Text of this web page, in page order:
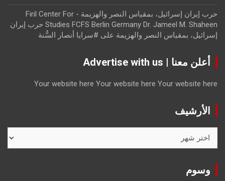
حرب إيران إسرائيل، بمقياس النصر والهزيمة - Firil Center For
Studies FCFS Berlin Germany Dr. Jameel M. Shaheen حرب إيران
إسرائيل، بمقياس النصر والهزيمة على #سرايا أنصار السُّنة
أعلن معنا | Advertise with us
Your website here Your website here Your website here
الأرشيف
وسوم